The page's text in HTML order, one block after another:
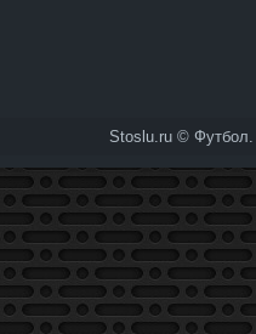
Stoslu.ru © Футбол.